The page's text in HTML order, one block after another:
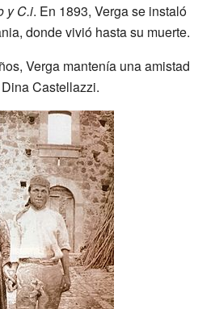
y C.i. En 1893, Verga se instaló
donde vivió hasta su muerte.
Verga mantenía una amistad
Dina Castellazzi.